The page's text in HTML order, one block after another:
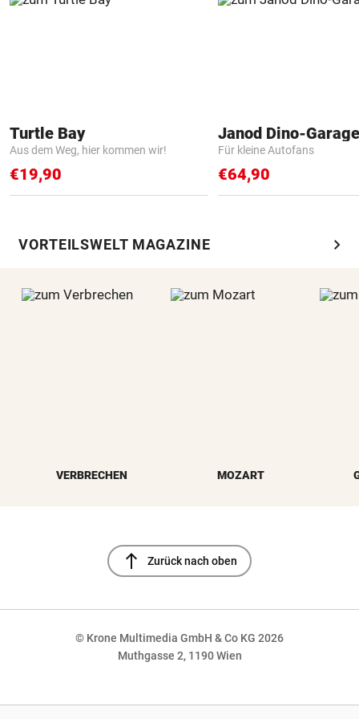
Turtle Bay
Aus dem Weg, hier kommen wir!
€19,90
Janod Dino-Garage
Für kleine Autofans
€64,90
VORTEILSWELT MAGAZINE chevron_right
VERBRECHEN MOZART
north Zurück nach oben
© Krone Multimedia GmbH & Co KG 2026
Muthgasse 2, 1190 Wien
NaN%